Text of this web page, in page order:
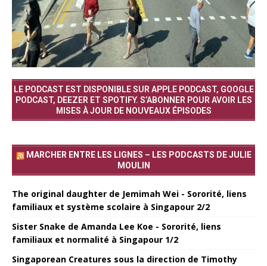
LE PODCAST EST DISPONIBLE SUR APPLE PODCAST, GOOGLE
PODCAST, DEEZER ET SPOTIFY. S’ABONNER POUR AVOIR LES
MISES À JOUR DE NOUVEAUX ÉPISODES
MARCHER ENTRE LES LIGNES – LES PODCASTS DE JULIE
MOULIN
The original daughter de Jemimah Wei - Sororité, liens
familiaux et système scolaire à Singapour 2/2
Sister Snake de Amanda Lee Koe - Sororité, liens
familiaux et normalité à Singapour 1/2
Singaporean Creatures sous la direction de Timothy